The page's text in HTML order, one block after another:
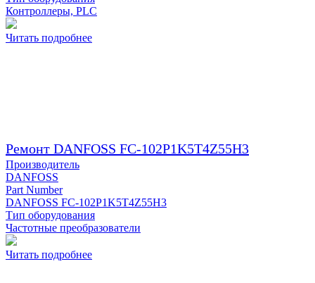
Контроллеры, PLC
Читать подробнее
Ремонт DANFOSS FC-102P1K5T4Z55H3
Производитель
DANFOSS
Part Number
DANFOSS FC-102P1K5T4Z55H3
Тип оборудования
Частотные преобразователи
Читать подробнее